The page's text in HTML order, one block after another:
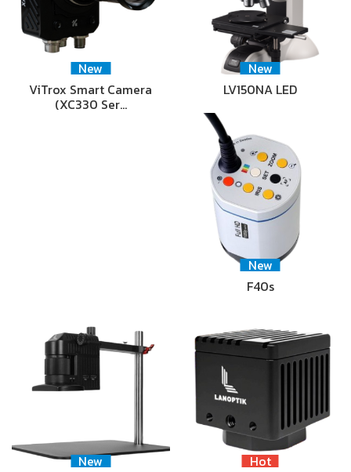
New
ViTrox Smart Camera
(XC330 Ser…
New
LV150NA LED
New
F40s
New
Hot